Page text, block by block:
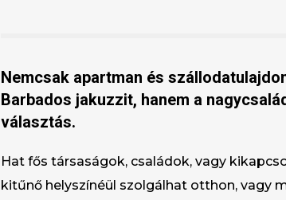
Nemcsak apartman és
Barbados jakuzzit, hanem a
választás.
Hat fős társaságok, családok, vagy
kitűnő helyszínéül szolgálhat otthon, vagy